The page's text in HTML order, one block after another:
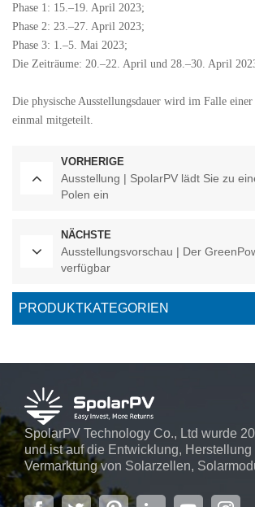
Phase 1: 15.–19. April 2023;
Phase 2: 23.–27. April 2023;
Phase 3: 1.–5. Mai 2023;
Die Zeiträume: 20.–22. April und 28.–30. April
Die physische Ausstellungsdauer wird im Falle einer
einmal mitgeteilt.
VORHERIGE
Ausstellung | SpolarPV lädt Sie zu
Polen ein
NÄCHSTE
Ausstellungsvorschau | Der
verfügbar
PRODUKTKATEGORIEN
SpolarPV Technology Co., Ltd wurde
und ist auf die Entwicklung, Herstellung
Vermarktung von Solarzellen,
Solarstromsystemen spezialisiert. Das
mit Sitz in der Hauptstadt der Provinz